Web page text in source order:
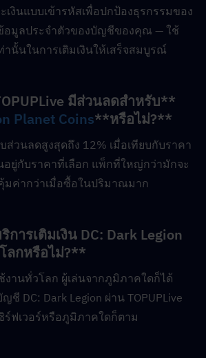
เงินแบบเข้ารหัสเพื่อปกป้องธุรกรรมของ
อมูลประจำตัวของบัญชีของคุณ — ใช้
านั้นในการเติมเงินให้เสร็จสมบูรณ์
Planet Coins**หรือไม่?**
ส่วนลดสูงสุดถึง 12% เมื่อเทียบกับราคา
อยู่กับราคาที่เลือก แพ็กที่ใหญ่กว่ามักจะ
มค่ากว่าเมื่อซื้อในปริมาณมาก
ารเติมเงิน DC: Dark Legion
ลกหรือไม่?**
านทั่วโลก ผู้เล่นจากภูมิภาคใดก็ได้
ชี DC: Dark Legion ผ่าน TOPUPLive
ร์ฟเวอร์หรือภูมิภาคใดก็ตาม